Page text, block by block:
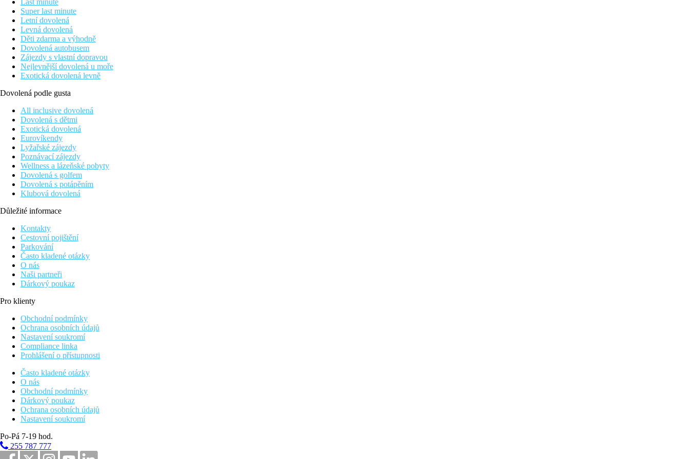
Last minute
Super last minute
Letní dovolená
Levná dovolená
Děti zdarma a výhodně
Dovolená autobusem
Zájezdy s vlastní dopravou
Nejlevnější dovolená u moře
Exotická dovolená levně
Dovolená podle gusta
All inclusive dovolená
Dovolená s dětmi
Exotická dovolená
Eurovíkendy
Lyžařské zájezdy
Poznávací zájezdy
Wellness a lázeňské pobyty
Dovolená s golfem
Dovolená s potápěním
Klubová dovolená
Důležité informace
Kontakty
Cestovní pojištění
Parkování
Často kladené otázky
O nás
Naši partneři
Dárkový poukaz
Pro klienty
Obchodní podmínky
Ochrana osobních údajů
Nastavení soukromí
Compliance linka
Prohlášení o přístupnosti
Často kladené otázky
O nás
Obchodní podmínky
Dárkový poukaz
Ochrana osobních údajů
Nastavení soukromí
Po-Pá 7-19 hod.
255 787 777